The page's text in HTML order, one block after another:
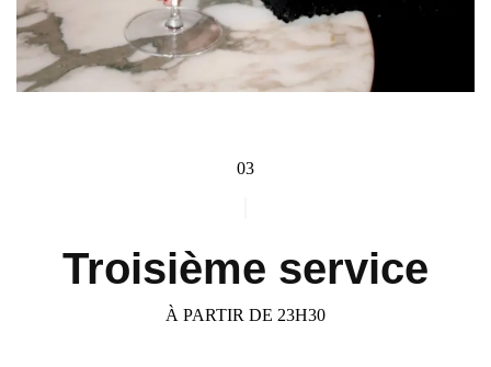
03
Troisième service
À PARTIR DE 23H30